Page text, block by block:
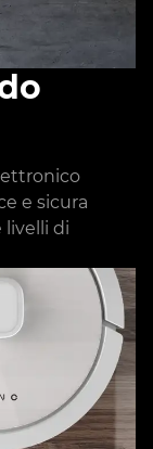
e sicura
livelli di